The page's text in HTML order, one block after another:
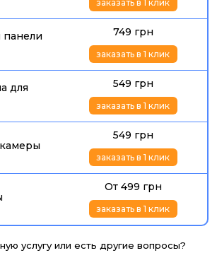
заказать в 1 клик
панели 749 грн
заказать в 1 клик
для
549 грн
заказать в 1 клик
549 грн
заказать в 1 клик
От 499 грн
заказать в 1 клик
услугу или есть другие вопросы?